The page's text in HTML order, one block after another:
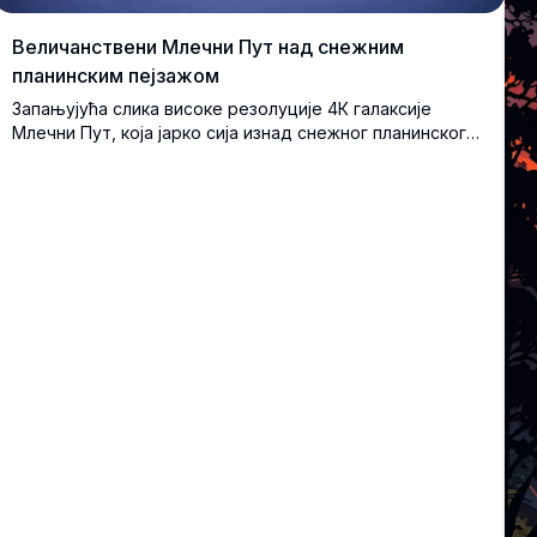
Величанствени Млечни Пут над снежним
планинским пејзажом
Запањујућа слика високе резолуције 4К галаксије
Млечни Пут, која јарко сија изнад снежног планинског